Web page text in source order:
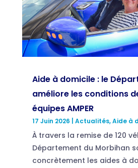
Aide à domicile : le
améliore les conditions
équipes AMPER
17 Juin 2026 Actualités,Aide à
À travers la remise de 120
Département du Morbihan
concrètement les aides à